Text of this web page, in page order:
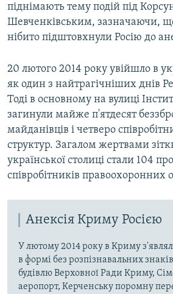
піднімають тему подій під
Шевченківським, зазначаючи, що
нібито підштовхнули Росію до
20 лютого 2014 року увійшло в
як один з найтрагічніших днів
Тоді в основному на вулиці
загинули майже п'ятдесят
майданівців і четверо
структур. Загалом жертвами
української столиці стали 104
співробітників правоохоронних
Анексія Криму Росією
У лютому 2014 року в Криму
в формі без розпізнавальних
будівлю Верховної Ради Криму,
аеропорт, Керченську поромну